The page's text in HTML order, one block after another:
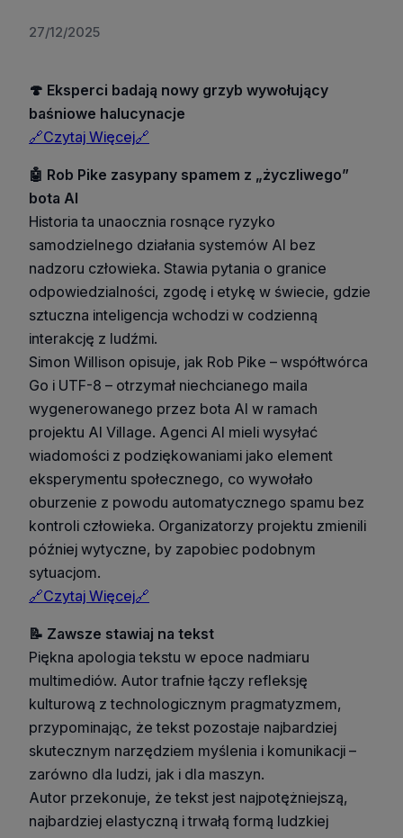
27/12/2025
🍄 Eksperci badają nowy grzyb wywołujący
baśniowe halucynacje
🔗Czytaj Więcej🔗
🤖 Rob Pike zasypany spamem z „życzliwego”
bota AI
Historia ta unaocznia rosnące ryzyko
samodzielnego działania systemów AI bez
nadzoru człowieka. Stawia pytania o granice
odpowiedzialności, zgodę i etykę w świecie, gdzie
sztuczna inteligencja wchodzi w codzienną
interakcję z ludźmi.
Simon Willison opisuje, jak Rob Pike – współtwórca
Go i UTF-8 – otrzymał niechcianego maila
wygenerowanego przez bota AI w ramach
projektu AI Village. Agenci AI mieli wysyłać
wiadomości z podziękowaniami jako element
eksperymentu społecznego, co wywołało
oburzenie z powodu automatycznego spamu bez
kontroli człowieka. Organizatorzy projektu zmienili
później wytyczne, by zapobiec podobnym
sytuacjom.
🔗Czytaj Więcej🔗
📝 Zawsze stawiaj na tekst
Piękna apologia tekstu w epoce nadmiaru
multimediów. Autor trafnie łączy refleksję
kulturową z technologicznym pragmatyzmem,
przypominając, że tekst pozostaje najbardziej
skutecznym narzędziem myślenia i komunikacji –
zarówno dla ludzi, jak i dla maszyn.
Autor przekonuje, że tekst jest najpotężniejszą,
najbardziej elastyczną i trwałą formą ludzkiej